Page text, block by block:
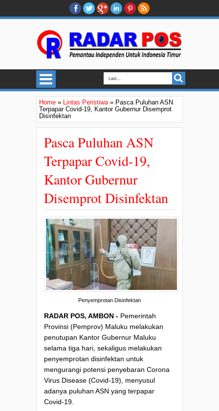
Home » Lintas Peristiwa» Pasca Puluhan ASN
Terpapar Covid-19, Kantor Gubernur Disemprot
Disinfektan
Pasca Puluhan ASN
Terpapar Covid-19,
Kantor Gubernur
Disemprot Disinfektan
Penyemprotan Disinfektan
RADAR POS, AMBON - Pemerintah
Provinsi (Pemprov) Maluku melakukan
penutupan Kantor Gubernur Maluku
selama tiga hari, sekaligus melakukan
penyemprotan disinfektan untuk
mengurangi potensi penyebaran Corona
Virus Disease (Covid-19), menyusul
adanya puluhan ASN yang terpapar
Covid-19.